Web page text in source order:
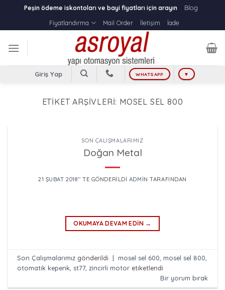
content
Peşin ödeme iskontoları ve bayi fiyatları için arayın
Blog
Fiyatlandırma
Mail Order İletişim İade
Giriş Yap WHATSAPP ♥
ETIKET ARŞIVLERI: MOSEL SEL 800
SON ÇALIŞMALARIMIZ
Doğan Metal
21 ŞUBAT 2018’' TE GÖNDERILDI ADMIN TARAFINDAN
OKUMAYA DEVAM EDIN →
Son Çalışmalarımız gönderildi | mosel sel 600 mosel sel 800
otomatik kepenk st77,zincirli motor etiketlendi
Bir yorum bırak